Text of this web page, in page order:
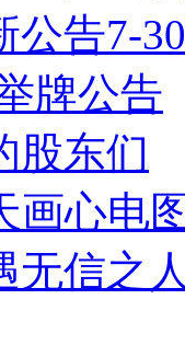
公告7-30
牌公告
股东们
画心电
无信之